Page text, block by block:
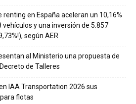
renting en España aceleran un 10,16%
vehículos y una inversión de 5.857
según AER
al Ministerio una propuesta de
de Talleres
IAA Transportation 2026 sus
flotas